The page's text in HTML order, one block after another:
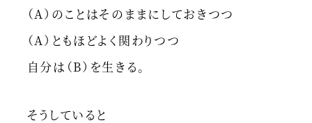
（A）のことはそのままにしておきつつ
（A）ともほどよく関わりつつ
自分は（B）を生きる。
そうしていると